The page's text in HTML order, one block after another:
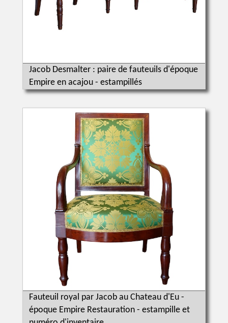
Jacob Desmalter : paire de fauteuils d'époque
Empire en acajou - estampillés
Fauteuil royal par Jacob au Chateau d'Eu -
époque Empire Restauration - estampille et